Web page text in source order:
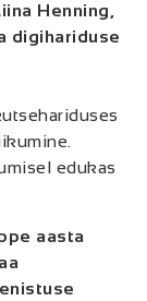
Henning,
digihariduse
edukas
aasta